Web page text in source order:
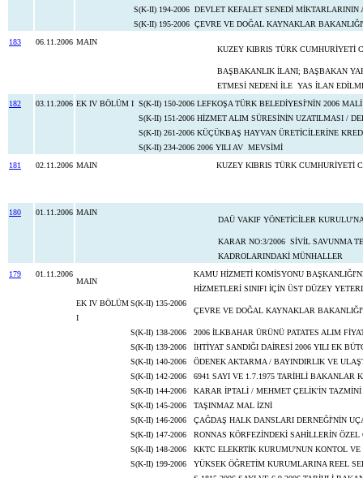
S(K-II) 194-2006 DEVLET KEFALET SENEDİ MİKTARLARININ
S(K-II) 195-2006 ÇEVRE VE DOĞAL KAYNAKLAR
183
06.11.2006 MAIN
KUZEY KIBRIS TÜRK CUMHURİYETİ
BAŞBAKANLIK İLANI; BAŞBAKAN
ETMESİ NEDENİ İLE YAS İLAN
182
03.11.2006 EK IV BÖLÜM I S(K-II) 150-2006 LEFKOŞA TÜRK BELEDİYESİ'NİN 2006
S(K-II) 151-2006 HİZMET ALIM SÜRESİNİN UZATILMASI /
S(K-II) 261-2006 KÜÇÜKBAŞ HAYVAN ÜRETİCİLERİNE
S(K-II) 234-2006 2006 YILI AV MEVSİMİ
181
02.11.2006 MAIN KUZEY KIBRIS TÜRK CUMHURİYETİ
180 01.11.2006 MAIN
DAÜ VAKIF YÖNETİCİLER
KARAR NO:3/2006 SİVİL SAVUNMA
KADROLARINDAKİ MÜNHALLER
179
01.11.2006
MAIN
KAMU HİZMETİ KOMİSYONU
HİZMETLERİ SINIFI İÇİN ÜST DÜZEY
EK IV BÖLÜM
I
S(K-II) 135-2006
ÇEVRE VE DOĞAL KAYNAKLAR
S(K-II) 138-2006
2006 İLKBAHAR ÜRÜNÜ PATATES ALIM
S(K-II) 139-2006
İHTİYAT SANDIĞI DAİRESİ 2006 YILI EK
S(K-II) 140-2006
ÖDENEK AKTARMA / BAYINDIRLIK VE
S(K-II) 142-2006
6941 SAYI VE 1.7.1975 TARİHLİ BAKANLAR
S(K-II) 144-2006
KARAR İPTALİ / MEHMET ÇELİK'İN
S(K-II) 145-2006
TAŞINMAZ MAL İZNİ
S(K-II) 146-2006
ÇAĞDAŞ HALK DANSLARI DERNEĞİ'NİN
S(K-II) 147-2006
RONNAS KÖRFEZİNDEKİ SAHİLLERİN
S(K-II) 148-2006
KKTC ELEKRTİK KURUMU'NUN KONTOL
S(K-II) 199-2006
YÜKSEK ÖĞRETİM KURUMLARINA REEL